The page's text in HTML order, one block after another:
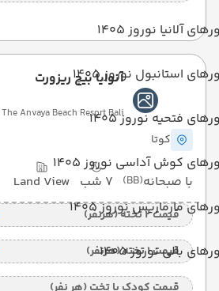
آلانیا نوروز 1405
استانبول نوروز 1405
فتحیه نوروز 1405
کوش آداسی نوروز 1405
مارماریس نوروز 1405
بالی نوروز 1405
آنوایا بیچ ریزورت
The Anvaya Beach Resort Bali
کوتا
با صبحانه(BB) 7 شب Land View
قیمت 2 تخته (هرنفر)
قیمت 1 تخته (هرنفر)